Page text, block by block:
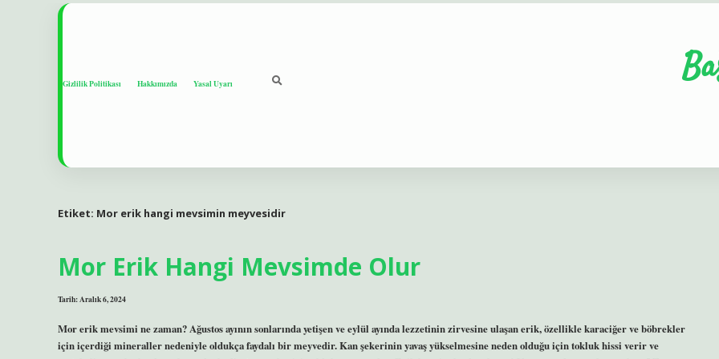
Gizlilik Politikası Hakkımızda Yasal Uyarı
Etiket: Mor erik hangi mevsimin meyvesidir
Mor Erik Hangi Mevsimde Olur
Tarih: Aralık 6, 2024
Mor erik mevsimi ne zaman? Ağustos ayının sonlarında yetişen ve eylül ayında lezzetinin zirvesine ulaşan erik, özellikle karaciğer ve böbrekler
için içerdiği mineraller nedeniyle oldukça faydalı bir meyvedir. Kan şekerinin yavaş yükselmesine neden olduğu için tokluk hissi verir ve